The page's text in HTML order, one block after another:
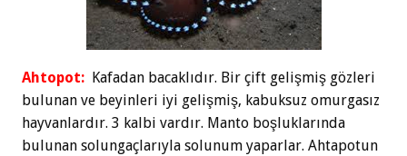
Ahtopot: Kafadan bacaklıdır. Bir çift gelişmiş gözleri
bulunan ve beyinleri iyi gelişmiş, kabuksuz omurgasız
hayvanlardır. 3 kalbi vardır. Manto boşluklarında
bulunan solungaçlarıyla solunum yaparlar. Ahtapotun